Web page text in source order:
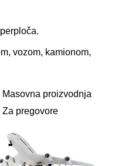
vozom, kamionom,
Masovna proizvodnja
Za pregovore